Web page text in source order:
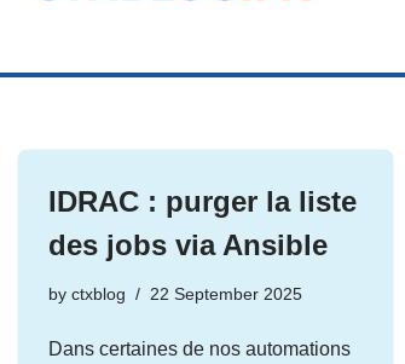
IDRAC : purger la liste
des jobs via Ansible
by ctxblog 22 September 2025
Dans certaines de nos automations